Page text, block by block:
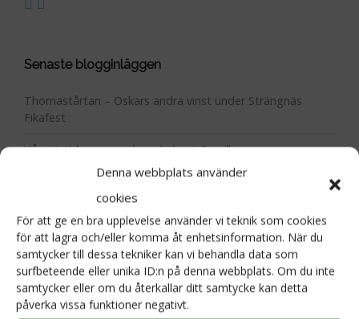
Denna webbplats använder
cookies
För att ge en bra upplevelse använder vi teknik som cookies
för att lagra och/eller komma åt enhetsinformation. När du
samtycker till dessa tekniker kan vi behandla data som
surfbeteende eller unika ID:n på denna webbplats. Om du inte
samtycker eller om du återkallar ditt samtycke kan detta
påverka vissa funktioner negativt.
Senaste blogginläggen
Thomastårtan – Oskars andra vinst under Strängnäs
Fikafest
Vår gästbloggare och praktikant Camilla
Vilken överraskning! Vi fick Centerpartiets landsbygdspris!!
Våren är här!!
Vad händer på Hornudden under 2026?
Kategorier